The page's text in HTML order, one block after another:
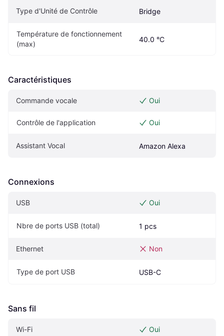
Type d'Unité de Contrôle Bridge
Température de fonctionnement
(max)
40.0 °C
Caractéristiques
Commande vocale Oui
Contrôle de l'application Oui
Assistant Vocal Amazon Alexa
Connexions
USB Oui
Nbre de ports USB (total) 1 pcs
Ethernet Non
Type de port USB USB-C
Sans fil
Wi-Fi Oui